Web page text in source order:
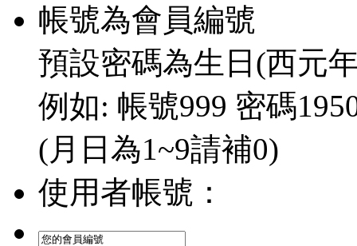
帳號為會員編號
預設密碼為生日(西元
例如: 帳號999 密碼
(月日為1~9請補0)
使用者帳號：